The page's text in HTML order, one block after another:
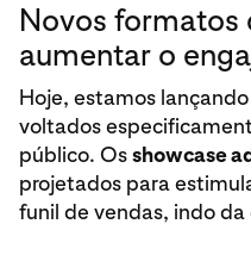
Novos formatos
aumentar o
Hoje, estamos
voltados
público. Osshowcase
projetados para
funil de vendas, indo